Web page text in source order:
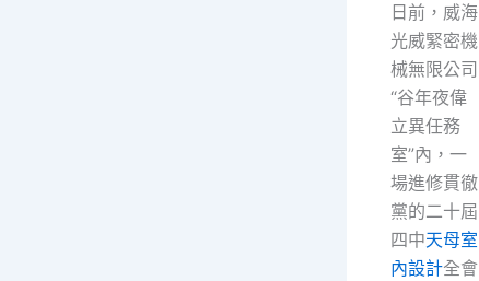
日前，威海
光威緊密機
械無限公司
“谷年夜偉
立異任務
室”內，一
場進修貫徹
黨的二十屆
四中天母室
內設計全會